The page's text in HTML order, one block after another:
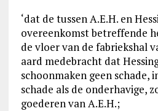
‘dat de tussen A.E.H. en
overeenkomst betreffende
de vloer van de fabriekshal
aard medebracht dat
schoonmaken geen schade,
schade als de onderhavige,
goederen van A.E.H.;